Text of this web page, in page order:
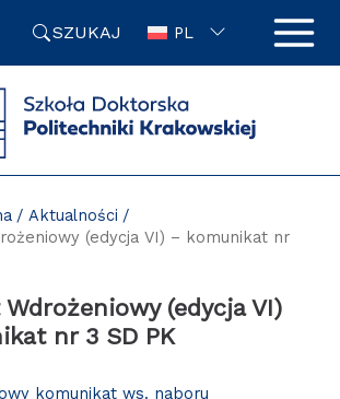
SZUKAJ PL
Aktualności
(edycja VI) – komunikat nr
(edycja VI)
nr 3 SD PK
komunikat ws. naboru